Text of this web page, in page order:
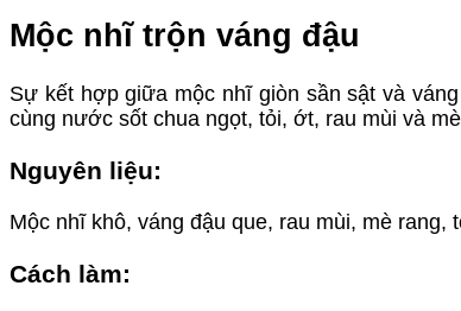
Mộc nhĩ trộn váng đậu
Sự kết hợp giữa mộc nhĩ giòn sần sật và
cùng nước sốt chua ngọt, tỏi, ớt, rau mùi và
Nguyên liệu:
Mộc nhĩ khô, váng đậu que, rau mùi, mè
Cách làm: